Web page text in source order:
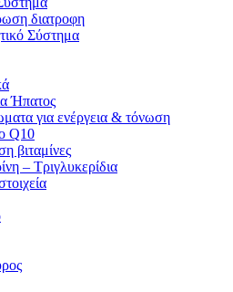
διατροφη
Σύστημα
Ήπατος
για ενέργεια & τόνωση
Q10
βιταμίνες
– Τριγλυκερίδια